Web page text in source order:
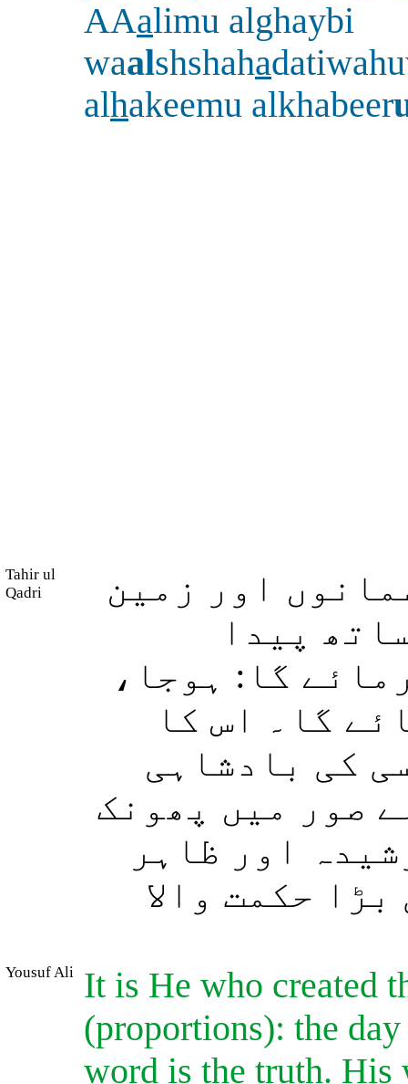
AAalimu alghaybi
waalshshaha
alhakeemu alkhabeer
Tahir ul
Qadri
اور زمین
پیدا
گا: ہوجا،
گا۔ اس کا
کی بادشاہی
صور میں پھونک
اور ظاہر
حکمت والا
Yousuf Ali
It is He who created
(proportions): the
word is the truth. His